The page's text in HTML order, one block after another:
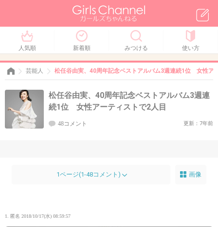
人気順 新着順 みつける 使い方
芸能人 松任谷由実、40周年記念ベストアルバム3週連続1位 女性ア
松任谷由実、40周年記念ベストアルバム3週連
続1位 女性アーティストで2人目
48コメント 更新：7年前
1ページ(1-48コメント) 画像
1. 匿名 2018/10/17(水) 08:59:57